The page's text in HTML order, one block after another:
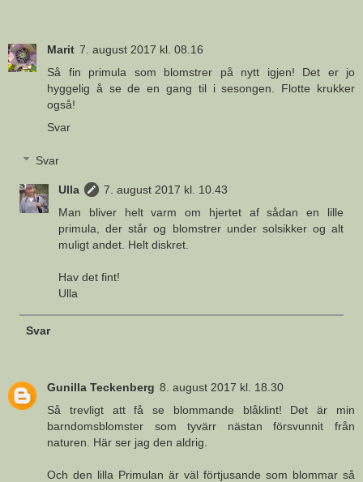
Marit 7. august 2017 kl. 08.16
Så fin primula som blomstrer på nytt igjen! Det er jo
hyggelig å se de en gang til i sesongen. Flotte krukker
også!
Svar
Svar
Ulla
7. august 2017 kl. 10.43
Man bliver helt varm om hjertet af sådan en lille
primula, der står og blomstrer under solsikker og alt
muligt andet. Helt diskret.
Hav det fint!
Ulla
Svar
Gunilla Teckenberg 8. august 2017 kl. 18.30
Så trevligt att få se blommande blåklint! Det är min
barndomsblomster som tyvärr nästan försvunnit från
naturen. Här ser jag den aldrig.
Och den lilla Primulan är väl förtjusande som blommar så